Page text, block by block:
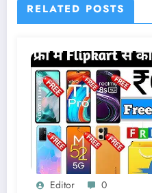
RELATED POSTS
Editor 0